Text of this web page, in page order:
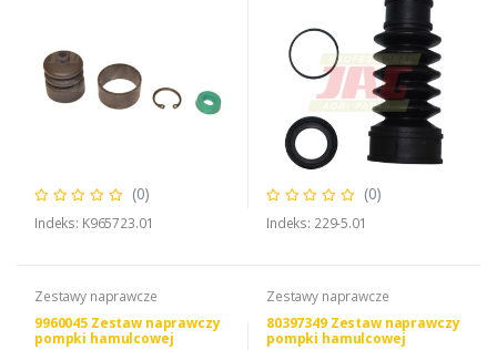
(0)
Indeks: K965723.01
(0)
Indeks: 229-5.01
Zestawy naprawcze
9960045 Zestaw naprawczy
pompki hamulcowej
Zestawy naprawcze
80397349 Zestaw naprawczy
pompki hamulcowej